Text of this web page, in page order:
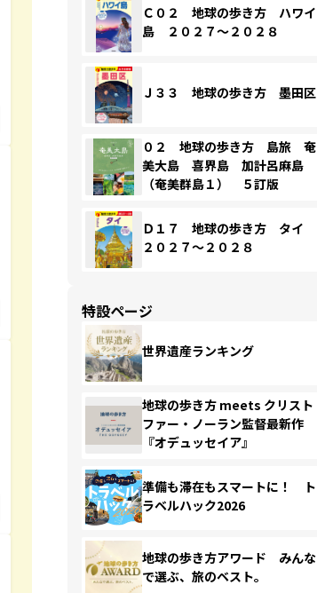
Ｃ０２ 地球の歩き方 ハワイ
島 ２０２７～２０２８
Ｊ３３ 地球の歩き方 墨田区
０２ 地球の歩き方 島旅 奄
美大島 喜界島 加計呂麻島
（奄美群島１） ５訂版
Ｄ１７ 地球の歩き方 タイ
２０２７～２０２８
特設ページ
世界遺産ランキング
地球の歩き方 meets クリスト
ファー・ノーラン監督最新作
『オデュッセイア』
準備も滞在もスマートに！ ト
ラベルハック2026
地球の歩き方アワード みんな
で選ぶ、旅のベスト。